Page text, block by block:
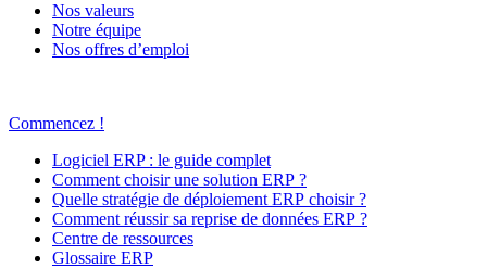
Nos valeurs
Notre équipe
Nos offres d’emploi
Commencez !
Logiciel ERP : le guide complet
Comment choisir une solution ERP ?
Quelle stratégie de déploiement ERP choisir ?
Comment réussir sa reprise de données ERP ?
Centre de ressources
Glossaire ERP